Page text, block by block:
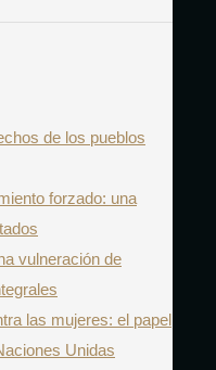
de los pueblos
forzado: una
vulneración de
las mujeres: el papel
Unidas